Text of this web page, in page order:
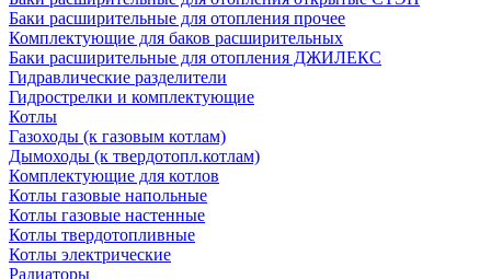
Баки расширительные для отопления прочее
Комплектующие для баков расширительных
Баки расширительные для отопления ДЖИЛЕКС
Гидравлические разделители
Гидрострелки и комплектующие
Котлы
Газоходы (к газовым котлам)
Дымоходы (к твердотопл.котлам)
Комплектующие для котлов
Котлы газовые напольные
Котлы газовые настенные
Котлы твердотопливные
Котлы электрические
Радиаторы